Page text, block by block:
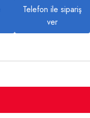
Telefon ile sipariş
ver